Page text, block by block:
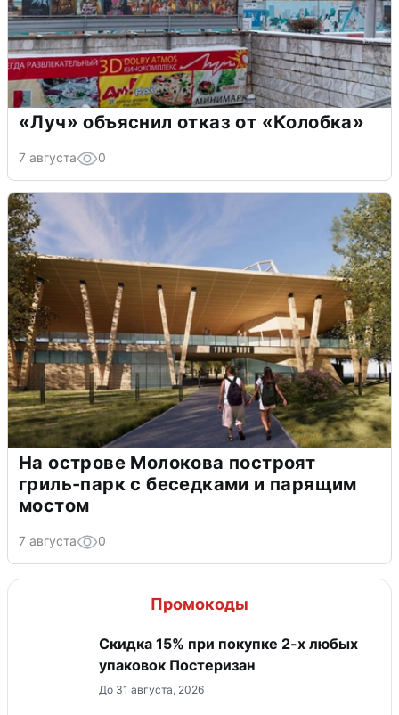
«Луч» объяснил отказ от «Колобка»
7 августа 0
На острове Молокова построят
гриль-парк с беседками и парящим
мостом
7 августа 0
Промокоды
Скидка 15% при покупке 2-х любых
упаковок Постеризан
До 31 августа, 2026